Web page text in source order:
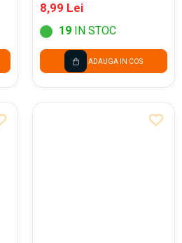
8,99 Lei
19 IN STOC
ADAUGA IN COS